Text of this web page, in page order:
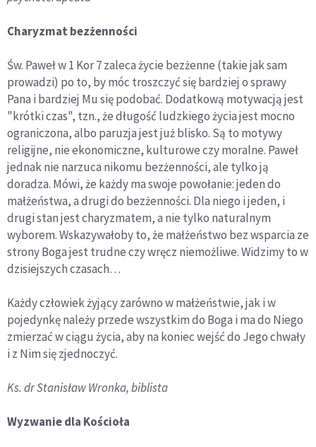
Charyzmat bezżenności
Św. Paweł w 1 Kor 7 zaleca życie bezżenne (takie jak sam
prowadzi) po to, by móc troszczyć się bardziej o sprawy
Pana i bardziej Mu się podobać. Dodatkową motywacją jest
"krótki czas", tzn., że długość ludzkiego życia jest mocno
ograniczona, albo paruzja jest już blisko. Są to motywy
religijne, nie ekonomiczne, kulturowe czy moralne. Paweł
jednak nie narzuca nikomu bezżenności, ale tylko ją
doradza. Mówi, że każdy ma swoje powołanie: jeden do
małżeństwa, a drugi do bezżenności. Dla niego i jeden, i
drugi stan jest charyzmatem, a nie tylko naturalnym
wyborem. Wskazywałoby to, że małżeństwo bez wsparcia ze
strony Boga jest trudne czy wręcz niemożliwe. Widzimy to w
dzisiejszych czasach…
Każdy człowiek żyjący zarówno w małżeństwie, jak i w
pojedynkę należy przede wszystkim do Boga i ma do Niego
zmierzać w ciągu życia, aby na koniec wejść do Jego chwały
i z Nim się zjednoczyć.
Ks. dr Stanisław Wronka, biblista
Wyzwanie dla Kościoła